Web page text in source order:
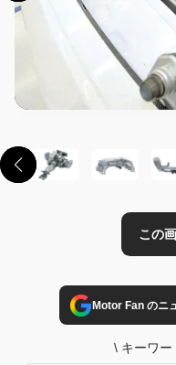
Motor Fan のニ
\ キーワー